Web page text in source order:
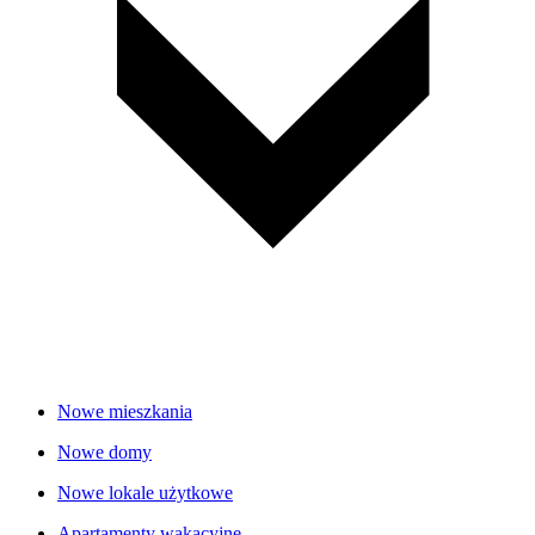
Nowe mieszkania
Nowe domy
Nowe lokale użytkowe